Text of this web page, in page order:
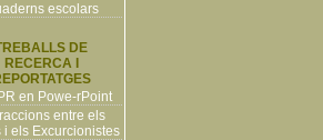
escolars
DE
RECERCA I
en Powe-rPoint
entre els
i els Excurcionistes